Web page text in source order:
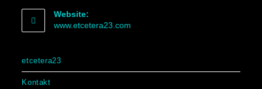
Website:
www.etcetera23.com
etcetera23
Kontakt